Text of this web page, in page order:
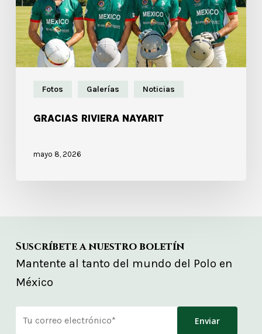
Fotos Galerías Noticias
GRACIAS RIVIERA NAYARIT
mayo 8, 2026
Suscríbete a nuestro boletín
Mantente al tanto del mundo del Polo en
México